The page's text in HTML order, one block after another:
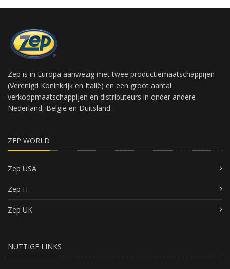
Zep is in Europa aanwezig met twee productiemaatschappijen
(Verenigd Koninkrijk en Italië) en een groot aantal
verkoopmaatschappijen en distributeurs in onder andere
Nederland, België en Duitsland.
ZEP WORLD
Zep USA
Zep IT
Zep UK
NUTTIGE LINKS